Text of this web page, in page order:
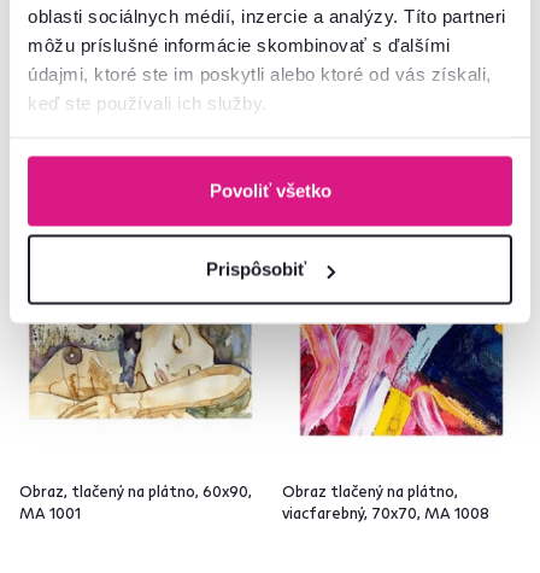
oblasti sociálnych médií, inzercie a analýzy. Títo partneri
môžu príslušné informácie skombinovať s ďalšími
údajmi, ktoré ste im poskytli alebo ktoré od vás získali,
keď ste používali ich služby.
Povoliť všetko
Prispôsobiť
15 Výška (cm) 15 Výška (cm)
Obraz, tlačený na plátno, 60x90,
MA 1001
Obraz tlačený na plátno,
viacfarebný, 70x70, MA 1008